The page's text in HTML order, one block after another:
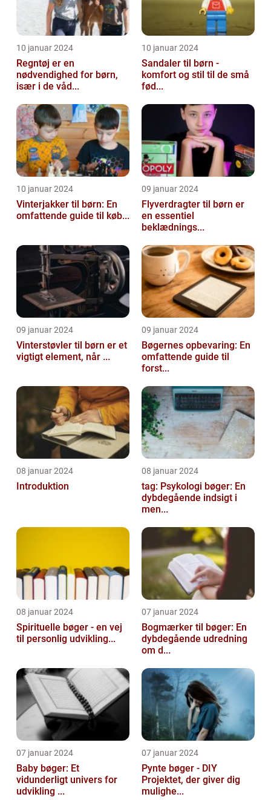
10 januar 2024
Regntøj er en
nødvendighed for børn,
især i de våd...
10 januar 2024
Sandaler til børn -
komfort og stil til de små
fød...
10 januar 2024
Vinterjakker til børn: En
omfattende guide til køb...
09 januar 2024
Flyverdragter til børn er
en essentiel
beklædnings...
09 januar 2024
Vinterstøvler til børn er et
vigtigt element, når ...
09 januar 2024
Bøgernes opbevaring: En
omfattende guide til
forst...
08 januar 2024
Introduktion
08 januar 2024
tag: Psykologi bøger: En
dybdegående indsigt i
men...
08 januar 2024
Spirituelle bøger - en vej
til personlig udvikling...
07 januar 2024
Bogmærker til bøger: En
dybdegående udredning
om d...
07 januar 2024
Baby bøger: Et
vidunderligt univers for
udvikling ...
07 januar 2024
Pynte bøger - DIY
Projektet, der giver dig
mulighe...